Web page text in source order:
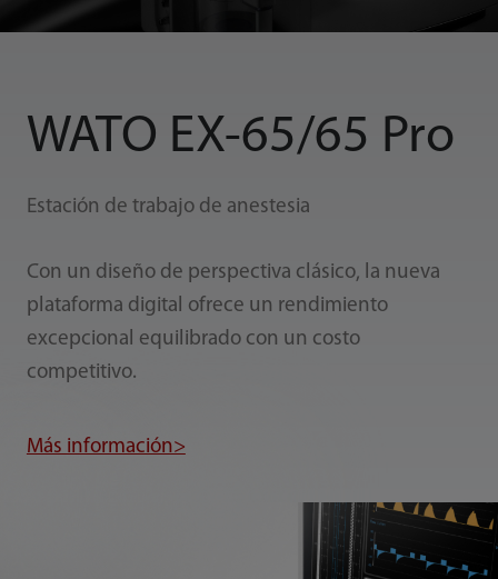
WATO EX-65/65 Pro
Estación de trabajo de anestesia
Con un diseño de perspectiva clásico, la nueva
plataforma digital ofrece un rendimiento
excepcional equilibrado con un costo
competitivo.
Más información>